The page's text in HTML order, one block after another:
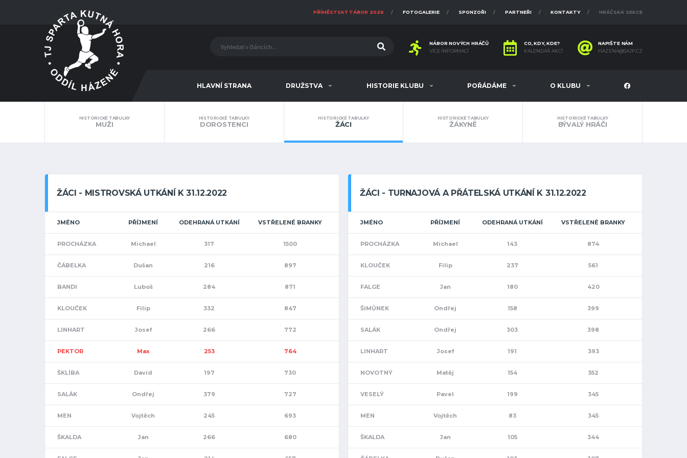
PŘÍMĚSTSKÝ TÁBOR 2026 FOTOGALERIE SPONZOŘI PARTNEŘI KONTAKTY HRÁČSKÁ SEKCE
NÁBOR NOVÝCH HRÁČŮ
VÍCE INFORMACÍ
CO, KDY, KDE?
KALENDÁŘ AKCÍ
NAPIŠTE NÁM
HAZENA@SAJP.CZ
HLAVNÍ STRANA DRUŽSTVA HISTORIE KLUBU POŘÁDÁME O KLUBU
HISTORICKÉ TABULKY
MUŽI
HISTORICKÉ TABULKY
DOROSTENCI
HISTORICKÉ TABULKY
ŽÁCI
HISTORICKÉ TABULKY
ŽÁKYNĚ
HISTORICKÉ TABULKY
BÝVALÝ HRÁČI
ŽÁCI - MISTROVSKÁ UTKÁNÍ K 31.12.2022
JMÉNO PŘÍJMENÍ ODEHRANÁ UTKÁNÍ VSTŘELENÉ BRANKY
PROCHÁZKA Michael 317 1500
ČÁBELKA Dušan 216 897
BANDI Luboš 284 871
KLOUČEK Filip 332 847
LINHART Josef 266 772
PEKTOR Max 253 764
ŠKLÍBA David 197 730
SALÁK Ondřej 379 727
MEN Vojtěch 245 693
ŠKALDA Jan 266 680
ŽÁCI - TURNAJOVÁ A PŘÁTELSKÁ UTKÁNÍ K 31.12.2022
JMÉNO PŘÍJMENÍ ODEHRANÁ UTKÁNÍ VSTŘELENÉ BRANKY
PROCHÁZKA Michael 143 874
KLOUČEK Filip 237 561
FALGE Jan 180 420
ŠIMŮNEK Ondřej 158 399
SALÁK Ondřej 303 398
LINHART Josef 191 393
NOVOTNÝ Matěj 154 352
VESELÝ Pavel 199 345
MEN Vojtěch 83 345
ŠKALDA Jan 105 344